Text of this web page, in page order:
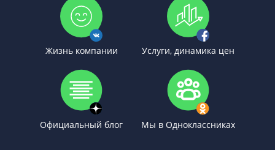
Жизнь компании Услуги, динамика цен
Официальный блог Мы в Одноклассниках